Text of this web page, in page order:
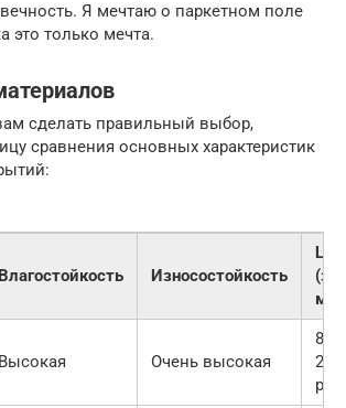
Я мечтаю о паркетном поле
это только мечта.
сделать правильный выбор,
сравнения основных характеристик
Влагостойкость Износостойкость
(за
м2)
Высокая Очень высокая
800-
руб.